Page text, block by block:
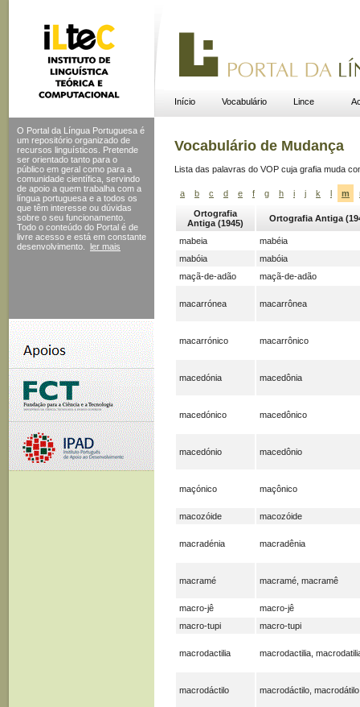
Início Vocabulário Lince
O Portal da Língua Portuguesa é
um repositório organizado de
recursos linguísticos. Pretende
ser orientado tanto para o
público em geral como para a
comunidade científica, servindo
de apoio a quem trabalha com a
língua portuguesa e a todos os
que têm interesse ou dúvidas
sobre o seu funcionamento.
Todo o conteúdo do Portal é de
livre acesso e está em constante
desenvolvimento.
ler mais
Vocabulário de Mudança
Lista das palavras do VOP cuja grafia muda
a b c d e f g h i j k l m
Ortografia
Antiga (1945)
Ortografia Antiga
mabeia
mabéia
mabóia
mabóia
maçã-de-adão
maçã-de-adão
macarrónea macarrônea
macarrónico macarrônico
macedónia macedônia
macedónico macedônico
macedónio macedônio
maçónico maçônico
macozóide macozóide
macradénia macradênia
macramé macramé, macramê
macro-jê
macro-jê
macro-tupi
macro-tupi
macrodactilia macrodactilia,
macrodáctilo macrodáctilo, macrodátilo